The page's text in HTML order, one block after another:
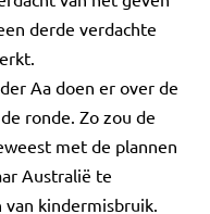
derde verdachte
Aa doen er over de
ronde. Zo zou de
met de plannen
Australië te
kindermisbruik.